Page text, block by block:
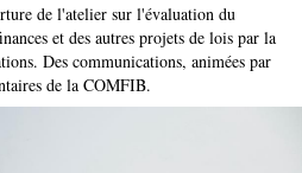
de l'atelier sur l'évaluation du
et des autres projets de lois par la
‎Des communications, animées par
de la COMFIB.